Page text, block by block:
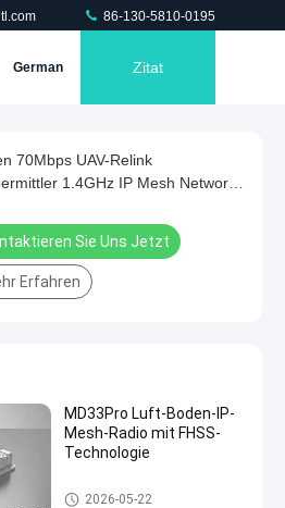
86-130-5810-0195
German Zitat
70Mbps UAV-Relink
1.4GHz IP Mesh Network
Sie Uns Jetzt
Erfahren
MD33Pro Luft-Boden-IP-
Mesh-Radio mit FHSS-
Technologie
IP Mesh Network
2026-05-22